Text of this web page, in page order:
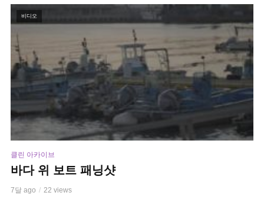
비디오
클린 아카이브
바다 위 보트 패닝샷
7달 ago 22 views